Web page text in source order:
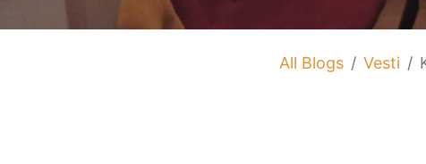
All Blogs Vesti